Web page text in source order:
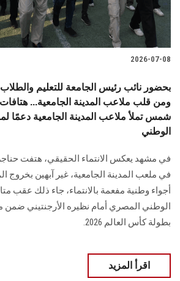
2026-07-08
بحضور نائب رئيس الجامعة للتعليم والطلاب
ومن قلب ملاعب المدينة الجامعية...
شمس تملأ ملاعب المدينة الجامعية دعمًا
الوطني
في مشهد يعكس الانتماء الحقيقي، هتفت
في ملعب المدينة الجامعية، غير آبهين بخروج
أجواء وطنية مفعمة بالانتماء، جاء ذلك عقب
بطولة كأس العالم 2026.
اقرأ المزيد